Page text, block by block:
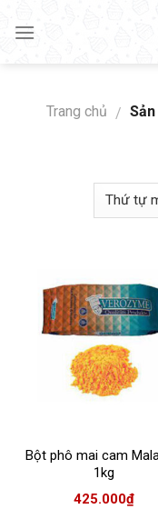
Trang chủ /
Bột phô mai cam
1kg
425.000₫